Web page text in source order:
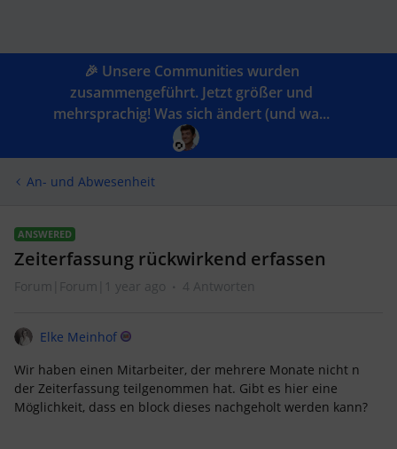
🎉 Unsere Communities wurden
zusammengeführt. Jetzt größer und
mehrsprachig! Was sich ändert (und wa...
An- und Abwesenheit
ANSWERED
Zeiterfassung rückwirkend erfassen
Forum|Forum|1 year ago 4 Antworten
Elke Meinhof
Wir haben einen Mitarbeiter, der mehrere Monate nicht n
der Zeiterfassung teilgenommen hat. Gibt es hier eine
Möglichkeit, dass en block dieses nachgeholt werden kann?